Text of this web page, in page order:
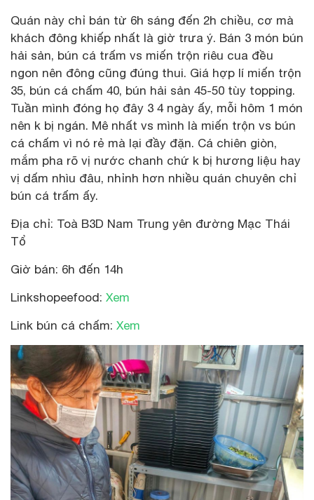
Quán này chỉ bán từ 6h sáng đến 2h chiều, cơ mà
khách đông khiếp nhất là giờ trưa ý. Bán 3 món bún
hải sản, bún cá trấm vs miến trộn riêu cua đều
ngon nên đông cũng đúng thui. Giá hợp lí miến trộn
35, bún cá chấm 40, bún hải sản 45-50 tùy topping.
Tuần mình đóng họ đây 3 4 ngày ấy, mỗi hôm 1 món
nên k bị ngán. Mê nhất vs mình là miến trộn vs bún
cá chấm vì nó rẻ mà lại đầy đặn. Cá chiên giòn,
mắm pha rõ vị nước chanh chứ k bị hương liệu hay
vị dấm nhìu đâu, nhỉnh hơn nhiều quán chuyên chỉ
bún cá trấm ấy.
Địa chỉ: Toà B3D Nam Trung yên đường Mạc Thái
Tổ
Giờ bán: 6h đến 14h
Linkshopeefood: Xem
Link bún cá chấm: Xem